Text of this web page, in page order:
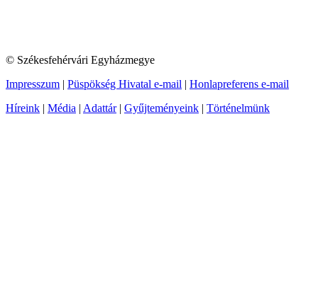
© Székesfehérvári Egyházmegye
Impresszum | Püspökség Hivatal e-mail | Honlapreferens e-mail
Híreink | Média | Adattár| Gyűjteményeink | Történelmünk